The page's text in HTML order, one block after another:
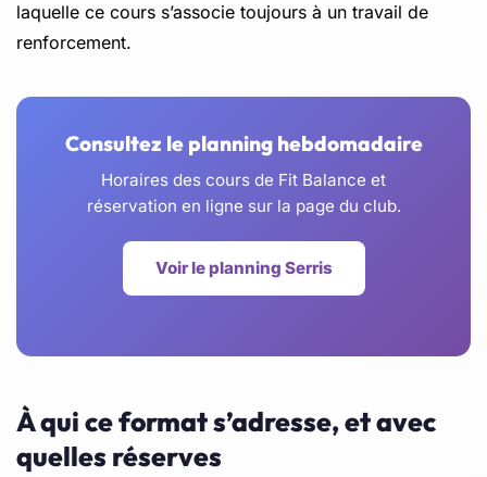
laquelle ce cours s’associe toujours à un travail de
renforcement.
Consultez le planning hebdomadaire
Horaires des cours de Fit Balance et
réservation en ligne sur la page du club.
Voir le planning Serris
À qui ce format s’adresse, et avec
quelles réserves